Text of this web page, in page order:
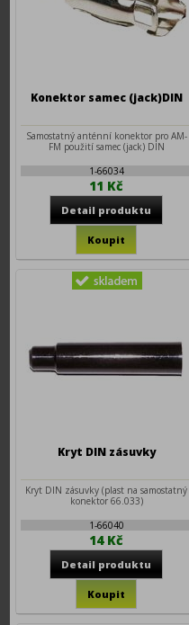
Konektor samec (jack)DIN
Samostatný anténní konektor pro AM-
FM použití samec (jack) DIN
1-66034
11 Kč
Kryt DIN zásuvky
Kryt DIN zásuvky (plast na samostatný
konektor 66.033)
1-66040
14 Kč